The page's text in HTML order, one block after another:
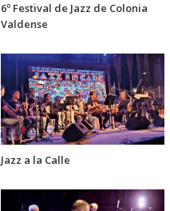
6º Festival de Jazz de Colonia
Valdense
Jazz a la Calle